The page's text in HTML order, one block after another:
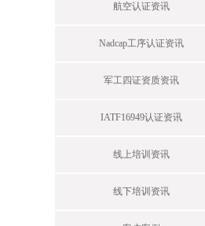
航空认证资讯
Nadcap工序认证资讯
军工四证资质资讯
IATF16949认证资讯
线上培训资讯
线下培训资讯